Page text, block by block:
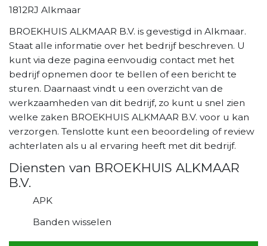
1812RJ Alkmaar
BROEKHUIS ALKMAAR B.V. is gevestigd in Alkmaar.
Staat alle informatie over het bedrijf beschreven. U
kunt via deze pagina eenvoudig contact met het
bedrijf opnemen door te bellen of een bericht te
sturen. Daarnaast vindt u een overzicht van de
werkzaamheden van dit bedrijf, zo kunt u snel zien
welke zaken BROEKHUIS ALKMAAR B.V. voor u kan
verzorgen. Tenslotte kunt een beoordeling of review
achterlaten als u al ervaring heeft met dit bedrijf.
Diensten van BROEKHUIS ALKMAAR
B.V.
APK
Banden wisselen